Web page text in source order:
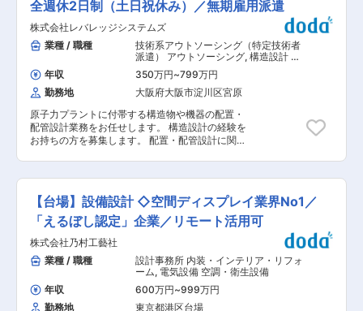
経験を積むことができます。また、利益最優先で
なく、公共の観点から携わることができます。 ■
当社について： 当社は独立行政法人都市再生機構
（UR都市機構）の関連企業であり、「人が輝く
都市やくらしの実現」をモットーに基盤・建物の
ハード面から販売・管理等のソフト面まで、多岐
にわたる分野を担う、まちづくり／都市再生の総
合コンサルタントです。 主にUR都市機構が実施
する都市再生事業並びに賃貸住宅事業の支援業務
を受託しております。更には国・地方公共団体等
の事業の支援を行うことを通じて社会に貢献し続
業」を目指しております。 変更の範囲：会社の定
める業務
ています。照明がつく、エレベーターが動く、空
調が動く。この“電気の通り道”を設計するのが電
気設備設計です。 よく「電気設備は建物の血管」
と例えられます。血管がなければ人は生きられな
いように、電気がなければ建物は機能しません。
つまり建物に命を吹き込む仕事です。 ■職務内
容： ・様々な建築物の電気設備計画・設計（電
源、照明、情報、防災他） ・CADを使用し設計
図の作図 ・エクセルを使用し見積書作成 ・先輩
設計士のサポート業務 ⇒最初は図面の修正や作図
補助からスタート。基礎から教育します！ ■働き
方： ・メイン業務は設計の為、社内業務７割：社
外業務３割になります。（当面は社内業務のみ）
で残業時間は１日当たり１〜２時間程度になりま
す。（水曜日はノー残業デー） ・週1回電気チー
ムミーティングで進捗確認を行い、先輩社員のサ
ポートを受けながら安心して働けます。 ■組織構
成について： 建築設計事務所でありながら、工場
の新築・改修の案件が多いため、社員30名のうち
電気設備及び機械設備（空調・給排水衛生）の技
術者20代から60代の計10名が在籍しておりま
す。 ■特徴・魅力： ◎大手優良企業から継続的に
全週休2日制（土日祝休み）／無期雇用派遣
株式会社レバレッジシステムズ
業種 / 職種
技術系アウトソーシング（特定技術者
派遣） アウトソーシング, 構造設計 空
調・衛生設備
年収 350万円~799万円
勤務地
大阪府大阪市淀川区宮原
原子力プラントに付帯する構造物や機器の配置・
配管設計業務をお任せします。 構造設計の経験を
お持ちの方を募集します。 配置・配管設計に関し
の調査／スケッチ業務 ・改造図面の作成 ・関連
設備の構造設計 ・配置／配管設計 ・各種計算
（強度計算、重量計算等） ※基本的に現場や他部
署としっかりとコミュニケーションを取りながら
チームとしてお仕事に取り組んでいただきます。
■長期就業しやすい環境： ・完全週休2日制（土
日祝）、年間休日実質124日（年間休日119日+法
定有給休暇5日）、有給取得実績は8割以上 ・常
駐先の変更はほとんどないため、同じ就業先での
長期勤務可能です。 ・会社の立ち上げ以降、クラ
【台場】設備設計 ◇空間ディスプレイ業界No1／
「えるぼし認定」企業／リモート活用可
株式会社乃村工藝社
業種 / 職種
設計事務所 内装・インテリア・リフォ
ーム, 電気設備 空調・衛生設備
年収
600万円~999万円
勤務地
東京都港区台場